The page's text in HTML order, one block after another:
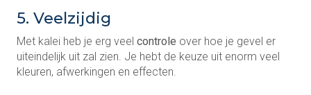
5. Veelzijdig
Met kalei heb je erg veel controle over hoe je gevel er
uiteindelijk uit zal zien. Je hebt de keuze uit enorm veel
kleuren, afwerkingen en effecten.